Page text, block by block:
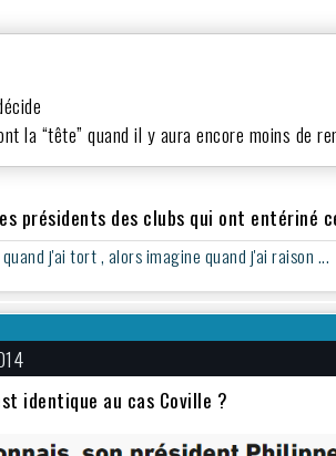
la “tête” quand il y aura encore moins de
présidents des clubs qui ont entériné
j'ai tort , alors imagine quand j'ai raison ...
identique au cas Coville ?